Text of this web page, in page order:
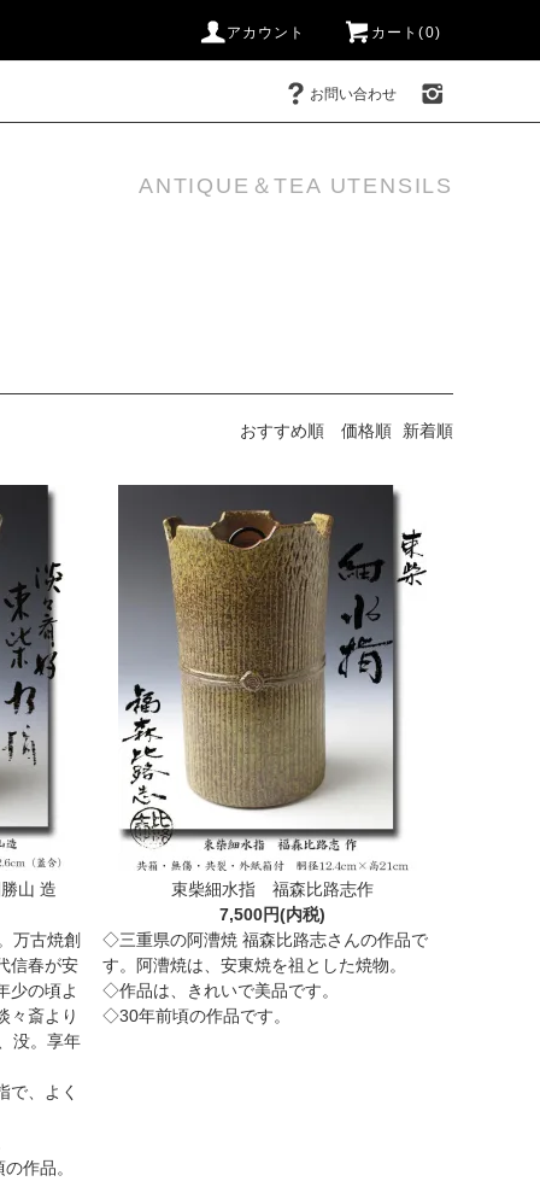
アカウント カート(0)
お問い合わせ
ANTIQUE＆TEA UTENSILS
おすすめ順 価格順 新着順
山 造
万古焼創
信春が安
少の頃よ
々斎より
没。享年
で、よく
作品。
束柴細水指 福森比路志作
7,500円(内税)
◇三重県の阿漕焼 福森比路志さんの作品で
す。阿漕焼は、安東焼を祖とした焼物。
◇作品は、きれいで美品です。
◇30年前頃の作品です。